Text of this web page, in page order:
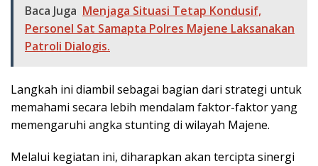
Baca Juga Menjaga Situasi Tetap Kondusif,
Personel Sat Samapta Polres Majene Laksanakan
Patroli Dialogis.
Langkah ini diambil sebagai bagian dari strategi untuk
memahami secara lebih mendalam faktor-faktor yang
memengaruhi angka stunting di wilayah Majene.
Melalui kegiatan ini, diharapkan akan tercipta sinergi